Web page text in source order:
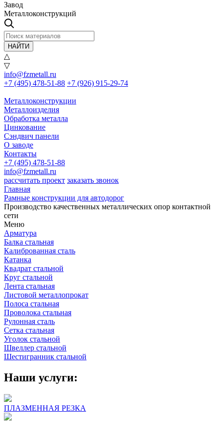
Завод
Металлоконструкций
НАЙТИ
△
▽
info@fzmetall.ru
+7 (495) 478-51-88 +7 (926) 915-29-74
Металлоконструкции
Металлоизделия
Обработка металла
Цинкование
Сэндвич панели
О заводе
Контакты
+7 (495) 478-51-88
info@fzmetall.ru
рассчитать проект заказать звонок
Главная
Рамные конструкции для автодорог
Производство качественных металлических опор контактной
сети
Меню
Арматура
Балка стальная
Калиброванная сталь
Катанка
Квадрат стальной
Круг стальной
Лента стальная
Листовой металлопрокат
Полоса стальная
Проволока стальная
Рулонная сталь
Сетка стальная
Уголок стальной
Швеллер стальной
Шестигранник стальной
Наши услуги:
ПЛАЗМЕННАЯ РЕЗКА